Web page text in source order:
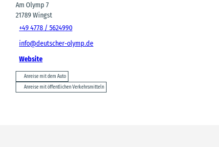
Am Olymp 7
21789Wingst
+49 4778 / 5624990
info@deutscher-olymp.de
Website
Anreise mit dem Auto
Anreise mit öffentlichen Verkehrsmitteln